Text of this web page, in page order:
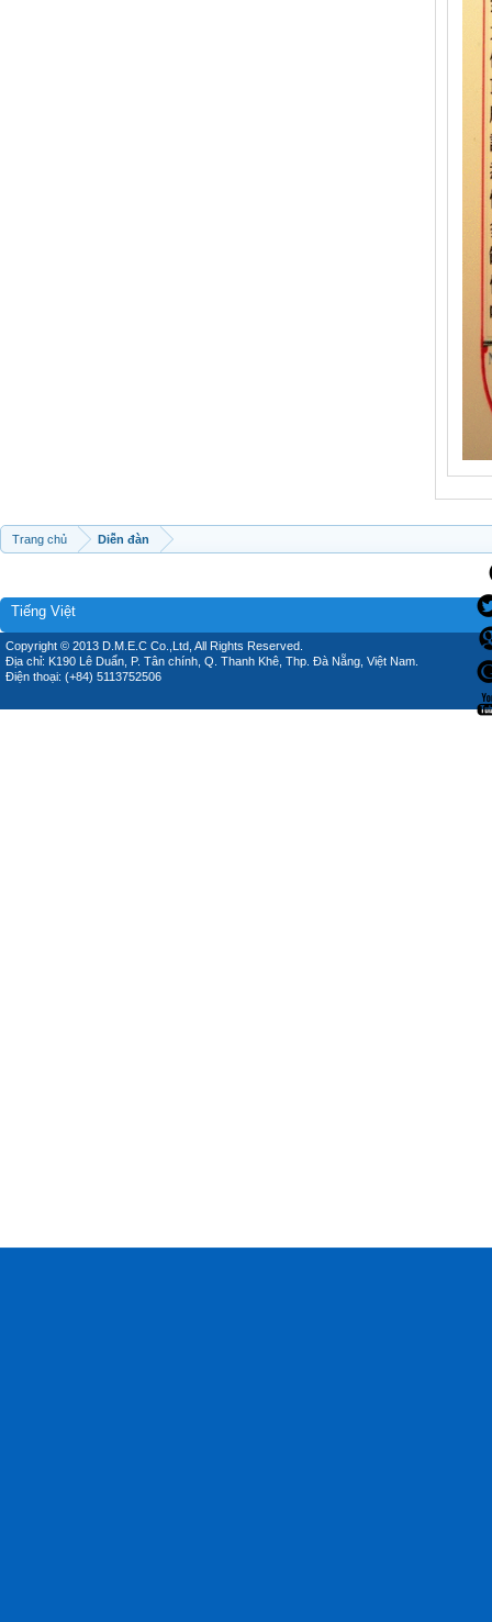
Trang chủ Diễn đàn
Tiếng Việt
Copyright © 2013 D.M.E.C Co.,Ltd, All Rights Reserved.
Địa chỉ: K190 Lê Duẩn, P. Tân chính, Q. Thanh Khê, Thp. Đà Nẵng, Việt Nam.
Điện thoại: (+84) 5113752506